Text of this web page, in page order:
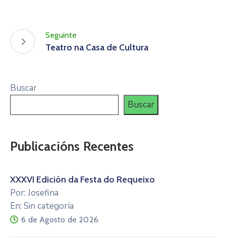
Seguinte
Teatro na Casa de Cultura
Buscar
Buscar
Publicacións Recentes
XXXVI Edición da Festa do Requeixo
Por: Josefina
En: Sin categoría
6 de Agosto de 2026